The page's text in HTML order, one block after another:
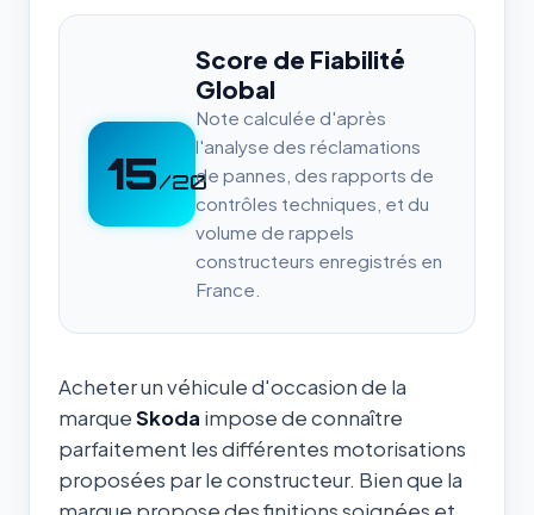
15/20
Score de Fiabilité
Global
Note calculée d'après
l'analyse des réclamations
de pannes, des rapports de
contrôles techniques, et du
volume de rappels
constructeurs enregistrés en
France.
Acheter un véhicule d'occasion de la
marqueSkoda impose de connaître
parfaitement les différentes motorisations
proposées par le constructeur. Bien que la